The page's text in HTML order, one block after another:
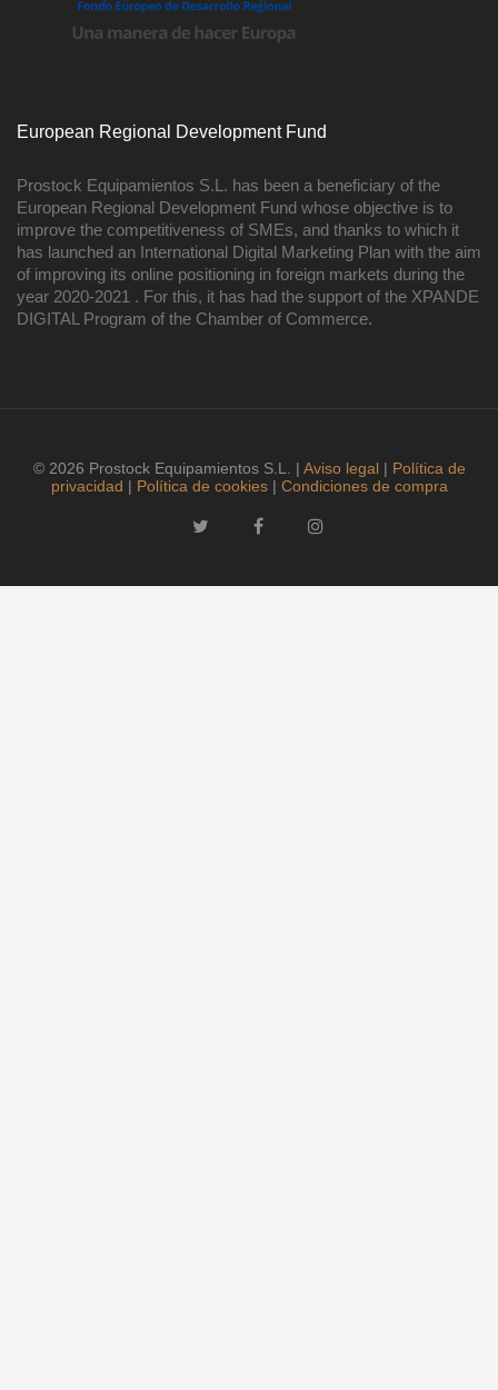
European Regional Development Fund
Prostock Equipamientos S.L. has been a beneficiary of the
European Regional Development Fund whose objective is to
improve the competitiveness of SMEs, and thanks to which it
has launched an International Digital Marketing Plan with the aim
of improving its online positioning in foreign markets during the
year 2020-2021 . For this, it has had the support of the XPANDE
DIGITAL Program of the Chamber of Commerce.
© 2026 Prostock Equipamientos S.L. | Aviso legal| Política de
privacidad | Política de cookies| Condiciones de compra